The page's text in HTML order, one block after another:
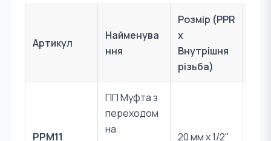
Артикул
Найменува
ння
Розмір (PPR
x
Внутрішня
різьба)
PPM11
ПП Муфта з
переходом
на
20 мм x 1/2"